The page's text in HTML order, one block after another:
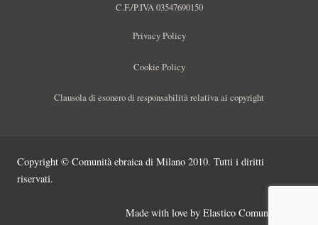
C.F./P.IVA 03547690150
Privacy Policy
Cookie Policy
Clausola di esonero di responsabilità relativa ai copyright
Copyright © Comunità ebraica di Milano 2010. Tutti i diritti
riservati.
Made with love by Elastico Comunicazione